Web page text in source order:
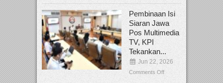
Pembinaan Isi
Siaran Jawa
Pos Multimedia
TV, KPI
Tekankan...
Jun 22, 2026
Comments Off